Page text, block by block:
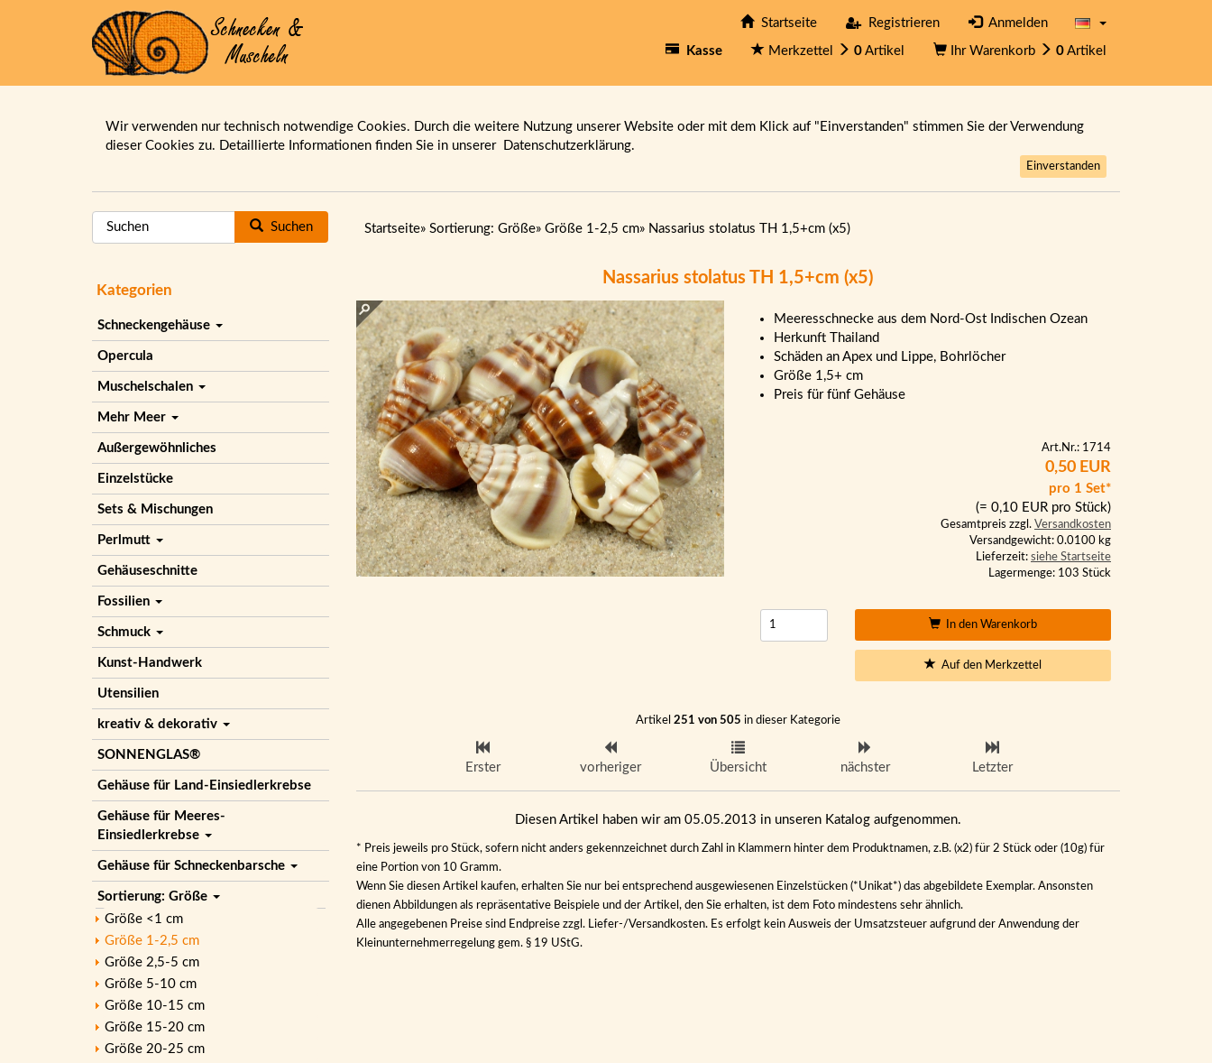
Startseite Registrieren Anmelden
Kasse Merkzettel 0 Artikel Ihr Warenkorb 0 Artikel
Wir verwenden nur technisch notwendige Cookies. Durch die weitere Nutzung unserer Website oder mit dem Klick auf "Einverstanden" stimmen Sie der Verwendung
dieser Cookies zu. Detaillierte Informationen finden Sie in unserer Datenschutzerklärung.
Einverstanden
Suchen
Kategorien
Schneckengehäuse
Opercula
Muschelschalen
Mehr Meer
Außergewöhnliches
Einzelstücke
Sets & Mischungen
Perlmutt
Gehäuseschnitte
Fossilien
Schmuck
Kunst-Handwerk
Utensilien
kreativ & dekorativ
SONNENGLAS®
Gehäuse für Land-Einsiedlerkrebse
Gehäuse für Meeres-
Einsiedlerkrebse
Gehäuse für Schneckenbarsche
Sortierung: Größe
Größe <1 cm
Größe 1-2,5 cm
Größe 2,5-5 cm
Größe 5-10 cm
Größe 10-15 cm
Größe 15-20 cm
Größe 20-25 cm
Startseite» Sortierung: Größe» Größe 1-2,5 cm» Nassarius stolatus TH 1,5+cm (x5)
Nassarius stolatus TH 1,5+cm (x5)
Meeresschnecke aus dem Nord-Ost Indischen Ozean
Herkunft Thailand
Schäden an Apex und Lippe, Bohrlöcher
Größe 1,5+ cm
Preis für fünf Gehäuse
Art.Nr.: 1714
0,50 EUR
pro 1 Set*
(= 0,10 EUR pro Stück)
Gesamtpreis zzgl. Versandkosten
Versandgewicht: 0.0100 kg
Lieferzeit: siehe Startseite
Lagermenge: 103 Stück
In den Warenkorb
Auf den Merkzettel
Artikel 251 von 505 in dieser Kategorie
Erster vorheriger Übersicht nächster Letzter
Diesen Artikel haben wir am 05.05.2013 in unseren Katalog aufgenommen.
* Preis jeweils pro Stück, sofern nicht anders gekennzeichnet durch Zahl in Klammern hinter dem Produktnamen, z.B. (x2) für 2 Stück oder (10g) für
eine Portion von 10 Gramm.
Wenn Sie diesen Artikel kaufen, erhalten Sie nur bei entsprechend ausgewiesenen Einzelstücken (*Unikat*) das abgebildete Exemplar. Ansonsten
dienen Abbildungen als repräsentative Beispiele und der Artikel, den Sie erhalten, ist dem Foto mindestens sehr ähnlich.
Alle angegebenen Preise sind Endpreise zzgl. Liefer-/Versandkosten. Es erfolgt kein Ausweis der Umsatzsteuer aufgrund der Anwendung der
Kleinunternehmerregelung gem. § 19 UStG.